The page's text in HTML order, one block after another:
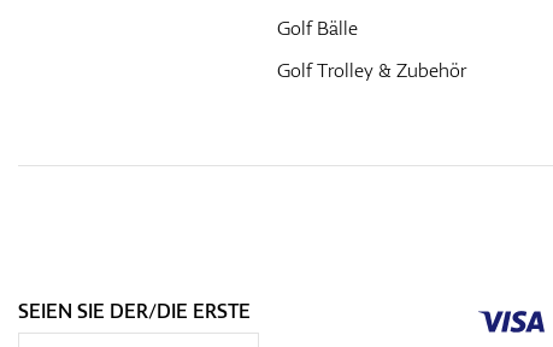
Golf Bälle
Golf Trolley & Zubehör
SEIEN SIE DER/DIE ERSTE